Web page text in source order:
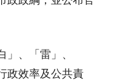
、「雷」、
政效率及公共責